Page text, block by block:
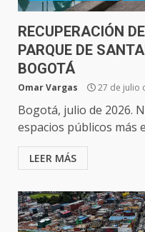
RECUPERACIÓN
PARQUE DE
BOGOTÁ
Omar Vargas 27 de julio
Bogotá, julio de 2026.
espacios públicos más
LEER MÁS